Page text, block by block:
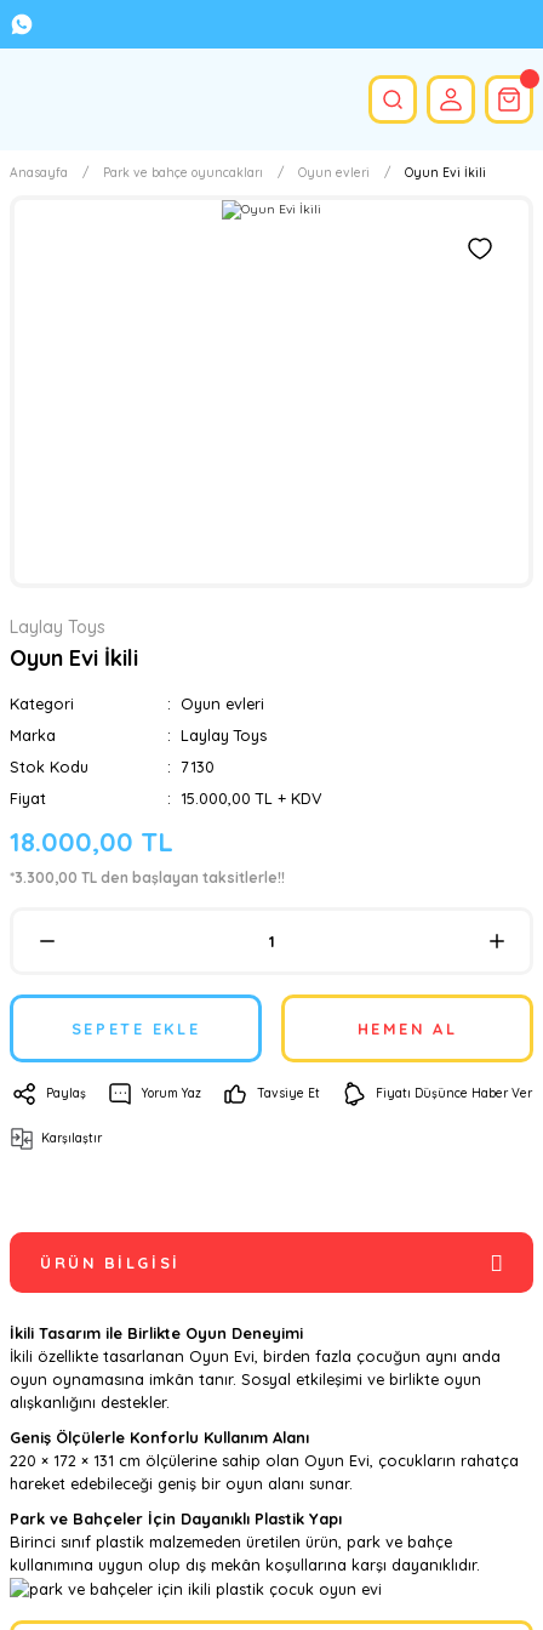
Anasayfa Park ve bahçe oyuncakları Oyun evleri Oyun Evi İkili
Laylay Toys
Oyun Evi İkili
Kategori
Oyun evleri
Marka
Laylay Toys
Stok Kodu
7130
Fiyat
15.000,00 TL + KDV
18.000,00 TL
*3.300,00 TL den başlayan taksitlerle!!
SEPETE EKLE HEMEN AL
Paylaş Yorum Yaz Tavsiye Et Fiyatı Düşünce Haber Ver
Karşılaştır
ÜRÜN BILGISI
İkili Tasarım ile Birlikte Oyun Deneyimi
İkili özellikte tasarlanan Oyun Evi, birden fazla çocuğun aynı anda
oyun oynamasına imkân tanır. Sosyal etkileşimi ve birlikte oyun
alışkanlığını destekler.
Geniş Ölçülerle Konforlu Kullanım Alanı
220 × 172 × 131 cm ölçülerine sahip olan Oyun Evi, çocukların rahatça
hareket edebileceği geniş bir oyun alanı sunar.
Park ve Bahçeler İçin Dayanıklı Plastik Yapı
Birinci sınıf plastik malzemeden üretilen ürün, park ve bahçe
kullanımına uygun olup dış mekân koşullarına karşı dayanıklıdır.